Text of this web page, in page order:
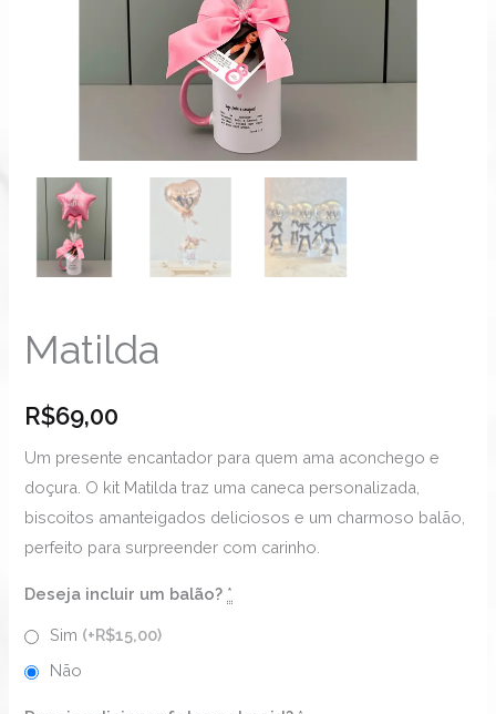
Matilda
R$69,00
Um presente encantador para quem ama aconchego e
doçura. O kit Matilda traz uma caneca personalizada,
biscoitos amanteigados deliciosos e um charmoso balão,
perfeito para surpreender com carinho.
Deseja incluir um balão? *
Sim (+R$15,00)
Não